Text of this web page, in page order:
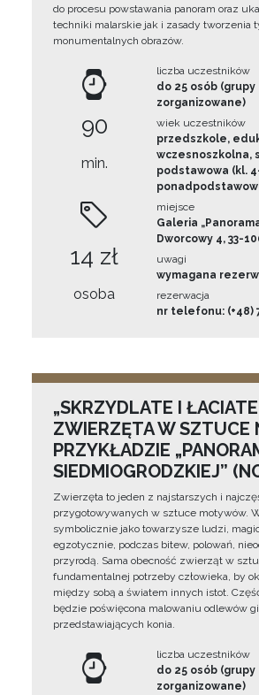
do procesu powstawania panoram oraz
techniki malarskie jak i zasady tworzenia
monumentalnych obrazów.
90
min.
14 zł
osoba
liczba uczestników
do 25 osób (grupy
zorganizowane)
wiek uczestników
przedszkole,
wczesnoszkolna,
podstawowa (kl.
miejsce
Galeria
Dworcowy 4, 33-
uwagi
wymagana
rezerwacja
nr telefonu: (+48)
„SKRZYDLATE I
ZWIERZĘTA W SZTUCE
PRZYKŁADZIE
SIEDMIOGRODZKIEJ”
Zwierzęta to jeden z najstarszych i
przygotowywanych w sztuce motywów.
symbolicznie jako towarzysze ludzi,
egzotycznie, podczas bitew, polowań,
przyrodą. Sama obecność zwierząt w
fundamentalnej potrzeby człowieka, by
między sobą a światem innych istot.
będzie poświęcona malowaniu odlewów
przedstawiających konia.
liczba uczestników
do 25 osób (grupy
zorganizowane)